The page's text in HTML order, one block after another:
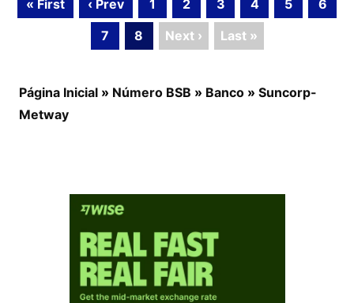
« First ‹ Prev 1 2 3 4 5
6
7
8 Next › Last »
Página Inicial » Número BSB » Banco » Suncorp-
Metway